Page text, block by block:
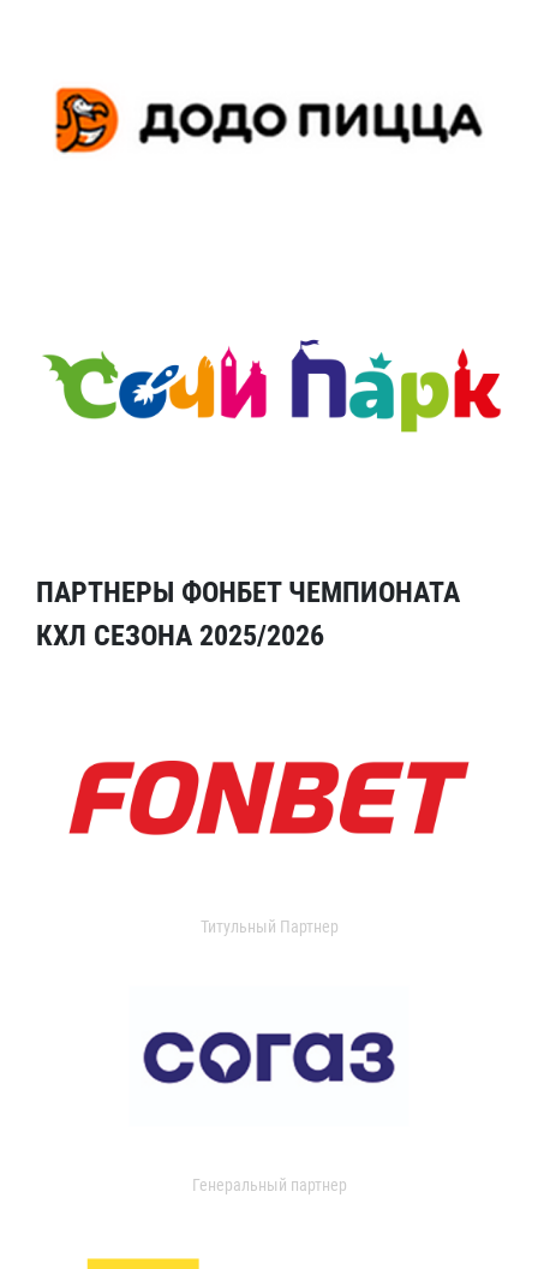
ПАРТНЕРЫ ФОНБЕТ ЧЕМПИОНАТА
КХЛ СЕЗОНА 2025/2026
Титульный Партнер
Генеральный партнер